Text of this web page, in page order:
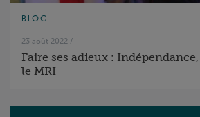
BLOG
23 août 2022 /
Faire ses adieux :
le MRI